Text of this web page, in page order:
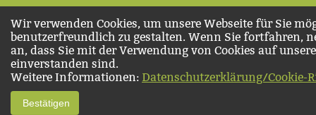
Wir verwenden Cookies, um unsere Webseite für Sie
benutzerfreundlich zu gestalten. Wenn Sie fortfahren,
an, dass Sie mit der Verwendung von Cookies auf
einverstanden sind.
Weitere Informationen: Datenschutzerklärung/Cookie-
Bestätigen